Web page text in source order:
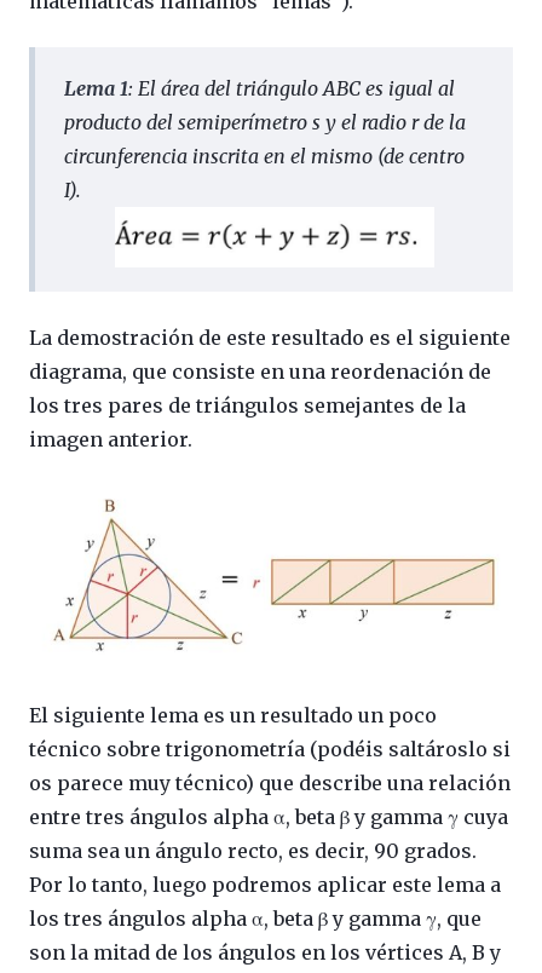
Lema 1: El área del triángulo ABC es igual al
producto del semiperímetro s y el radio r de la
circunferencia inscrita en el mismo (de centro
I).
La demostración de este resultado es el siguiente
diagrama, que consiste en una reordenación de
los tres pares de triángulos semejantes de la
imagen anterior.
El siguiente lema es un resultado un poco
técnico sobre trigonometría (podéis saltároslo si
os parece muy técnico) que describe una relación
entre tres ángulos alpha α, beta β y gamma γ cuya
suma sea un ángulo recto, es decir, 90 grados.
Por lo tanto, luego podremos aplicar este lema a
los tres ángulos alpha α, beta β y gamma γ, que
son la mitad de los ángulos en los vértices A, B y